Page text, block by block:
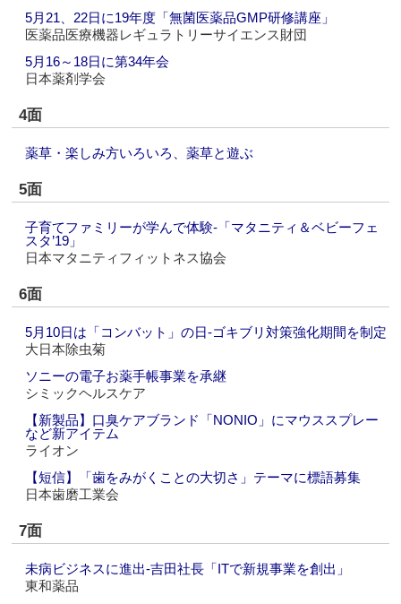
5月21、22日に19年度「無菌医薬品GMP研修講座」
医薬品医療機器レギュラトリーサイエンス財団
5月16～18日に第34年会
日本薬剤学会
4面
薬草・楽しみ方いろいろ、薬草と遊ぶ
5面
子育てファミリーが学んで体験‐「マタニティ＆ベビーフェ
スタ’19」
日本マタニティフィットネス協会
6面
5月10日は「コンバット」の日‐ゴキブリ対策強化期間を制定
大日本除虫菊
ソニーの電子お薬手帳事業を承継
シミックヘルスケア
【新製品】口臭ケアブランド「NONIO」にマウススプレー
など新アイテム
ライオン
【短信】「歯をみがくことの大切さ」テーマに標語募集
日本歯磨工業会
7面
未病ビジネスに進出‐吉田社長「ITで新規事業を創出」
東和薬品